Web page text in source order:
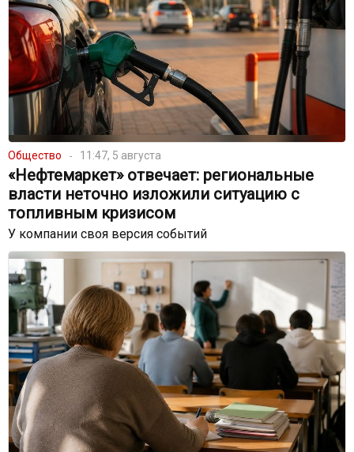
Общество 11:47, 5 августа
«Нефтемаркет» отвечает: региональные
власти неточно изложили ситуацию с
топливным кризисом
У компании своя версия событий